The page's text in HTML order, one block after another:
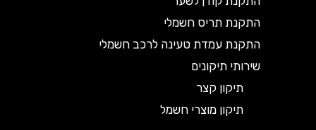
התקנת תריס חשמלי
התקנת עמדת טעינה לרכב חשמלי
שירותי תיקונים
תיקון קצר
תיקון מוצרי חשמל